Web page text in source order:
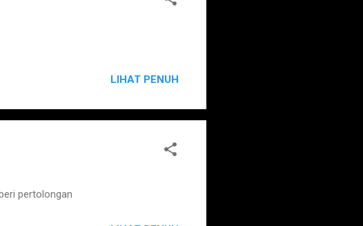
LIHAT PENUH
pertolongan